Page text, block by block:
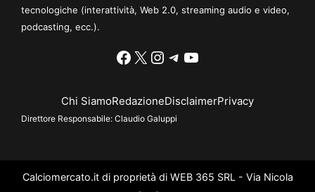
tecnologiche (interattività, Web 2.0, streaming audio e video,
podcasting, ecc.).
Facebook
X Instagram
Telegram
YouTube
Chi SiamoRedazioneDisclaimerPrivacy
Direttore Responsabile: Claudio Galuppi
Calciomercato.it di proprietà di WEB 365 SRL - Via Nicola